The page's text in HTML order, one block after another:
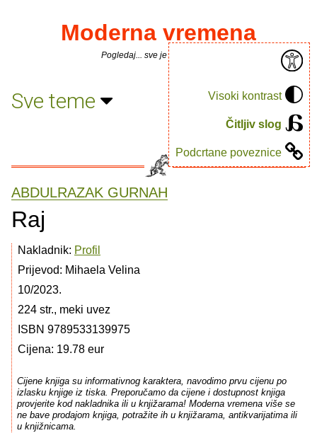
Visoki kontrast
Čitljiv slog
Podcrtane poveznice
Moderna vremena
Pogledaj... sve je puno knjiga.
Sve teme
ABDULRAZAK GURNAH
Raj
Nakladnik: Profil
Prijevod: Mihaela Velina
10/2023.
224 str., meki uvez
ISBN 9789533139975
Cijena: 19.78 eur
Cijene knjiga su informativnog karaktera, navodimo prvu cijenu po
izlasku knjige iz tiska. Preporučamo da cijene i dostupnost knjiga
provjerite kod nakladnika ili u knjižarama! Moderna vremena više se
ne bave prodajom knjiga, potražite ih u knjižarama, antikvarijatima ili
u knjižnicama.